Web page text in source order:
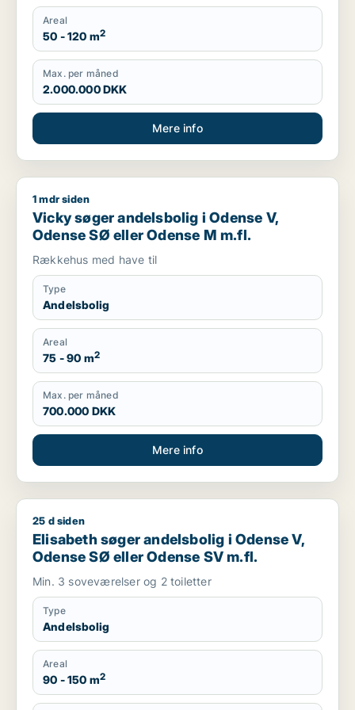
Areal
50 - 120 m2
Max. per måned
2.000.000 DKK
Mere info
Vicky søger andelsbolig i Odense V, Odense SØ eller
1 mdr siden
Vicky søger andelsbolig i Odense V,
Odense SØ eller Odense M m.fl.
Rækkehus med have til
Type
Andelsbolig
Areal
75 - 90 m2
Max. per måned
700.000 DKK
Mere info
Elisabeth søger andelsbolig i Odense V, Odense SØ eller
25 d siden
Elisabeth søger andelsbolig i Odense V,
Odense SØ eller Odense SV m.fl.
Min. 3 soveværelser og 2 toiletter
Type
Andelsbolig
Areal
90 - 150 m2